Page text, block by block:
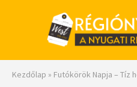
Kezdőlap » Futókörök Napja – Tíz